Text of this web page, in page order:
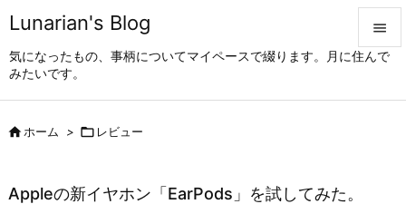
Lunarian's Blog
気になったもの、事柄についてマイペースで綴ります。月に住んで
みたいです。


ホーム >  レビュー
Appleの新イヤホン「EarPods」を試してみた。